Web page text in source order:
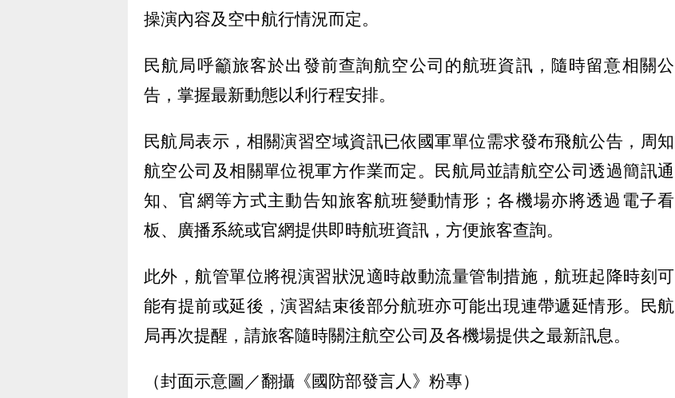
操演內容及空中航行情況而定。
民航局呼籲旅客於出發前查詢航空公司的航班資訊，隨時留意相關公
告，掌握最新動態以利行程安排。
民航局表示，相關演習空域資訊已依國軍單位需求發布飛航公告，周知
航空公司及相關單位視軍方作業而定。民航局並請航空公司透過簡訊通
知、官網等方式主動告知旅客航班變動情形；各機場亦將透過電子看
板、廣播系統或官網提供即時航班資訊，方便旅客查詢。
此外，航管單位將視演習狀況適時啟動流量管制措施，航班起降時刻可
能有提前或延後，演習結束後部分航班亦可能出現連帶遞延情形。民航
局再次提醒，請旅客隨時關注航空公司及各機場提供之最新訊息。
（封面示意圖／翻攝《國防部發言人》粉專）